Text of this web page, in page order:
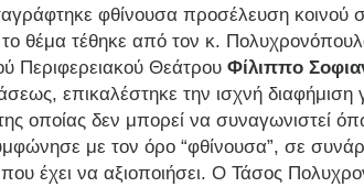
φθίνουσα προσέλευση κοινού
θέμα τέθηκε από τον κ.
Περιφερειακού Θεάτρου Φίλιππο
επικαλέστηκε την ισχνή διαφήμιση
οποίας δεν μπορεί να συναγωνιστεί
με τον όρο “φθίνουσα”, σε
έχει να αξιοποιήσει. Ο Τάσος